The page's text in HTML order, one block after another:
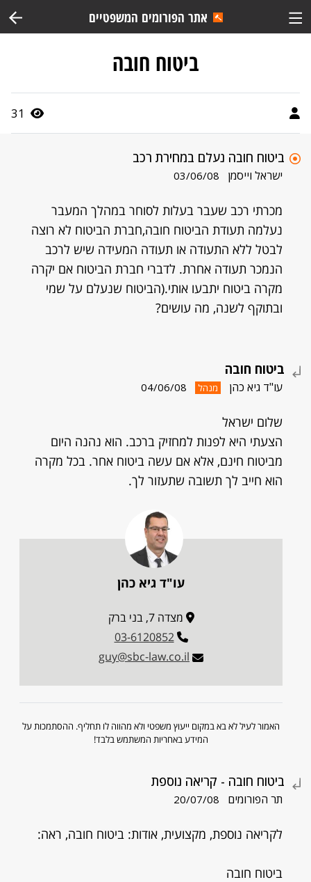
אתר הפורומים המשפטיים
ביטוח חובה
31
ביטוח חובה נעלם במחירת רכב
ישראל וייסמן 03/06/08
מכרתי רכב שעבר בעלות לסוחר במהלך המעבר
נעלמה תעודת הביטוח חובה,חברת הביטוח לא רוצה
לבטל ללא התעודה או תעודה המעידה שיש לרכב
הנמכר תעודה אחרת. לדברי חברת הביטוח אם יקרה
מקרה ביטוח יתבעו אותי.(הביטוח שנעלם על שמי
ובתוקף לשנה, מה עושים?
ביטוח חובה
עו"ד גיא כהן מנהל 04/06/08
שלום ישראל
הצעתי היא לפנות למחזיק ברכב. הוא נהנה היום
מביטוח חינם, אלא אם עשה ביטוח אחר. בכל מקרה
הוא חייב לך תשובה שתעזור לך.
עו"ד גיא כהן
מצדה 7, בני ברק
03-6120852
guy@sbc-law.co.il
האמור לעיל לא בא במקום ייעוץ משפטי ולא מהווה לו תחליף. ההסתמכות על
המידע באחריות המשתמש בלבד!
ביטוח חובה - קריאה נוספת
תר הפורומים 20/07/08
לקריאה נוספת, מקצועית, אודות: ביטוח חובה, ראה:
ביטוח חובה